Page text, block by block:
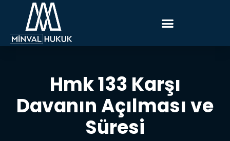
Hmk 133 Karşı
Davanın Açılması ve
Süresi